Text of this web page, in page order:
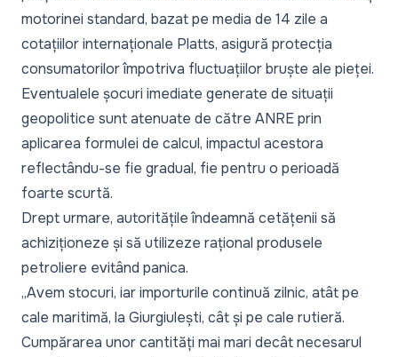
motorinei standard, bazat pe media de 14 zile a
cotațiilor internaționale Platts, asigură protecția
consumatorilor împotriva fluctuațiilor bruște ale pieței.
Eventualele șocuri imediate generate de situații
geopolitice sunt atenuate de către ANRE prin
aplicarea formulei de calcul, impactul acestora
reflectându-se fie gradual, fie pentru o perioadă
foarte scurtă.
Drept urmare, autoritățile îndeamnă cetățenii să
achiziționeze și să utilizeze rațional produsele
petroliere evitând panica.
„Avem stocuri, iar importurile continuă zilnic, atât pe
cale maritimă, la Giurgiulești, cât și pe cale rutieră.
Cumpărarea unor cantități mai mari decât necesarul